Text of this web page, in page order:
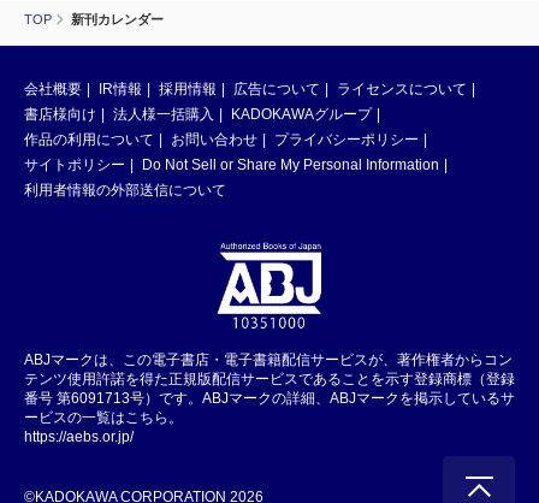
TOP 新刊カレンダー
会社概要 IR情報 採用情報 広告について
ライセンスについて
書店様向け
法人様一括購入
KADOKAWAグループ
作品の利用について
お問い合わせ
プライバシーポリシー
サイトポリシー
Do Not Sell or Share My Personal Information
利用者情報の外部送信について
ABJマークは、この電子書店・電子書籍配信サービスが、著作権者からコン
テンツ使用許諾を得た正規版配信サービスであることを示す登録商標（登録
番号 第6091713号）です。ABJマークの詳細、ABJマークを掲示しているサ
ービスの一覧はこちら。
https://aebs.or.jp/
©KADOKAWA CORPORATION 2026